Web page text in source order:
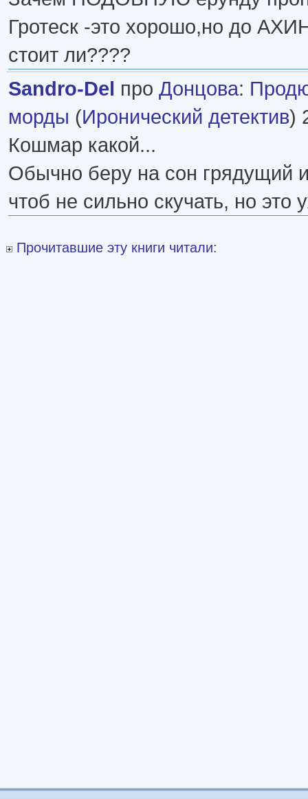
Гротеск -это хорошо,но до
стоит ли????
Sandro-Del про Донцова:
морды (Иронический детектив)
Кошмар какой...
Обычно беру на сон грядущий
чтоб не сильно скучать, но это
Прочитавшие эту книги читали: